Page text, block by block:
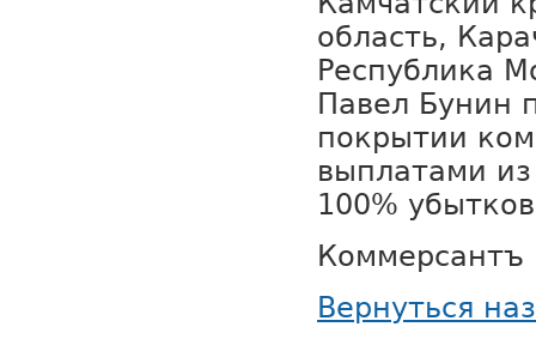
область,
Республика
Павел Бунин
покрытии
выплатами
100%
Коммерсантъ
Вернуться